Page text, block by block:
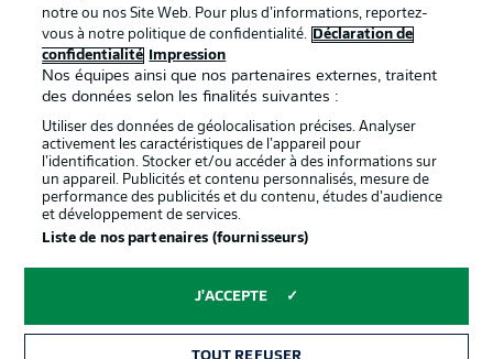
La publicité
services
Mentions Légales Gérer mes préférences
Déclaration de
confidentialité
Diffuseurs
Travaux Contact
Impression Joueurs
notre ou nos Site Web. Pour plus d’informations, reportez-
vous à notre politique de confidentialité.
Déclaration de
confidentialité
Impression
Nos équipes ainsi que nos partenaires externes, traitent
des données selon les finalités suivantes :
Utiliser des données de géolocalisation précises. Analyser
activement les caractéristiques de l’appareil pour
l’identification. Stocker et/ou accéder à des informations sur
un appareil. Publicités et contenu personnalisés, mesure de
performance des publicités et du contenu, études d’audience
et développement de services.
Liste de nos partenaires (fournisseurs)
J'ACCEPTE